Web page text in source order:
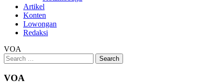
Artikel
Konten
Lowongan
Redaksi
VOA
Search
for:
VOA